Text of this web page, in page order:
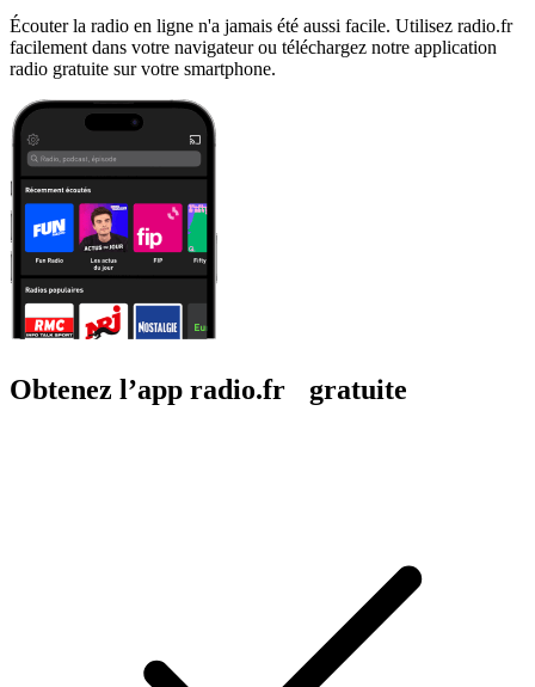
Écouter la radio en ligne n'a jamais été aussi facile. Utilisez radio.fr
facilement dans votre navigateur ou téléchargez notre application
radio gratuite sur votre smartphone.
Obtenez l’app radio.fr gratuite